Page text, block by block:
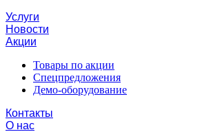
Услуги
Новости
Акции
Товары по акции
Спецпредложения
Демо-оборудование
Контакты
О нас